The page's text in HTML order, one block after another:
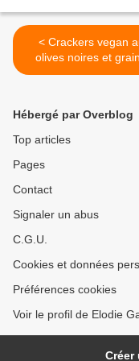
< Crackers vegan aux
olives noires et
Hébergé par Overblog
Top articles
Pages
Contact
Signaler un abus
C.G.U.
Cookies et données
Préférences cookies
Voir le profil de Elodie
Créer